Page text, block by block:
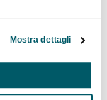
Mostra dettagli